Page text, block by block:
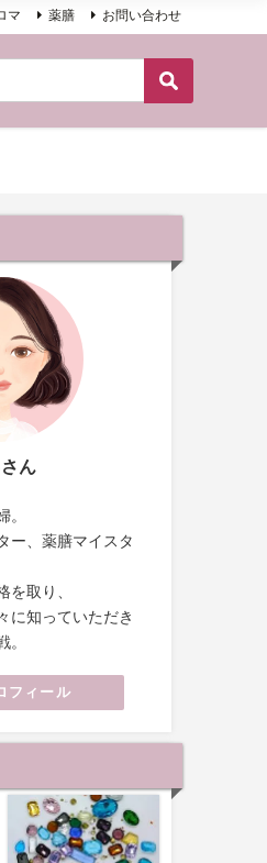
マ 薬膳 お問い合わせ
ックペ
ん
。
ー、薬膳マイスタ
を取り、
に知っていただき
。
フィール